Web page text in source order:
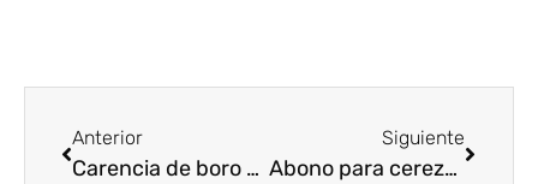
Anterior
Carencia de boro en cultivos: síntomas y soluciones con fertilizantes
Siguiente
Abono para cerezos: Guía completa para un árbol sano y productivo